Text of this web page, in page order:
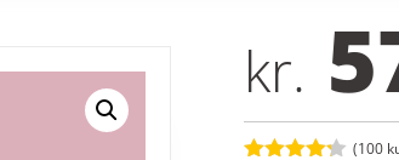
kr.
(100